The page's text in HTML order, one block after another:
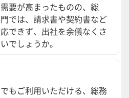
要が高まったものの、総
では、請求書や契約書など
できず、出社を余儀なくさ
でしょうか。
もご利用いただける、総務